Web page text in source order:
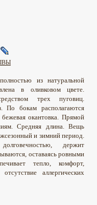
из натуральной
в оливковом цвете.
трех пуговиц.
По бокам располагаются
окантовка. Прямой
Средняя длина. Вещь
и зимний период.
держит
оставаясь ровными
тепло, комфорт,
аллергических